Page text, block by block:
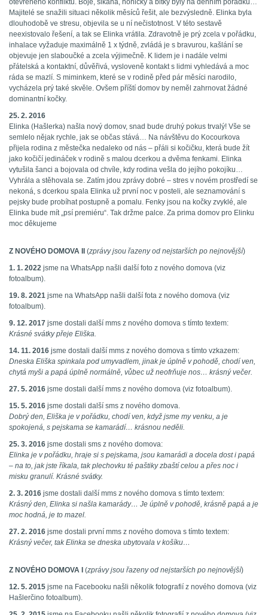
otevřeného konfliktu. Boje, šikana, honičky a bitky byly na denním pořádku…
Majitelé se snažili situaci několik měsíců řešit, ale bezvýsledně. Elinka byla
dlouhodobě ve stresu, objevila se u ní nečistotnost. V této sestavě
neexistovalo řešení, a tak se Elinka vrátila. Zdravotně je prý zcela v pořádku,
inhalace vyžaduje maximálně 1 x týdně, zvládá je s bravurou, kašlání se
objevuje jen slaboučké a zcela výjimečně. K lidem je i nadále velmi
přátelská a kontaktní, důvěřivá, vysloveně kontakt s lidmi vyhledává a moc
ráda se mazlí. S miminkem, které se v rodině před pár měsíci narodilo,
vycházela prý také skvěle. Ovšem příští domov by neměl zahrnovat žádné
dominantní kočky.
25. 2. 2016
Elinka (Hašlerka) našla nový domov, snad bude druhý pokus trvalý! Vše se
semlelo nějak rychle, jak se občas stává… Na návštěvu do Kocourkova
přijela rodina z městečka nedaleko od nás – přáli si kočičku, která bude žít
jako kočičí jedináček v rodině s malou dcerkou a dvěma fenkami. Elinka
vytušila šanci a bojovala od chvíle, kdy rodina vešla do jejího pokojíku…
Vyhrála a stěhovala se. Zatím jdou zprávy dobré – stres v novém prostředí se
nekoná, s dcerkou spala Elinka už první noc v posteli, ale seznamování s
pejsky bude probíhat postupně a pomalu. Fenky jsou na kočky zvyklé, ale
Elinka bude mít „psí premiéru“. Tak držme palce. Za prima domov pro Elinku
moc děkujeme
Z NOVÉHO DOMOVA II (zprávy jsou řazeny od nejstarších po nejnovější)
1. 1. 2022 jsme na WhatsApp našli další foto z nového domova (viz
fotoalbum).
19. 8. 2021 jsme na WhatsApp našli další fota z nového domova (viz
fotoalbum).
9. 12. 2017 jsme dostali další mms z nového domova s tímto textem:
Krásné svátky přeje Eliška.
14. 11. 2016 jsme dostali další mms z nového domova s tímto vzkazem:
Dneska Eliška spinkala pod umyvadlem, jinak je úplně v pohodě, chodí ven,
chytá myši a papá úplně normálně, vůbec už neofrňuje nos… krásný večer.
27. 5. 2016 jsme dostali další mms z nového domova (viz fotoalbum).
15. 5. 2016 jsme dostali další sms z nového domova.
Dobrý den, Eliška je v pořádku, chodí ven, když jsme my venku, a je
spokojená, s pejskama se kamarádí… krásnou neděli.
25. 3. 2016 jsme dostali sms z nového domova:
Elinka je v pořádku, hraje si s pejskama, jsou kamarádi a docela dost i papá
– na to, jak jste říkala, tak plechovku té paštiky zbaští celou a přes noc i
misku granulí. Krásné svátky.
2. 3. 2016 jsme dostali další mms z nového domova s tímto textem:
Krásný den, Elinka si našla kamarády… Je úplně v pohodě, krásně papá a je
moc hodná, je to mazel.
27. 2. 2016 jsme dostali první mms z nového domova s tímto textem:
Krásný večer, tak Elinka se dneska ubytovala v košíku…
Z NOVÉHO DOMOVA I (zprávy jsou řazeny od nejstarších po nejnovější)
12. 5. 2015 jsme na Facebooku našli několik fotografií z nového domova (viz
Hašlerčino fotoalbum).